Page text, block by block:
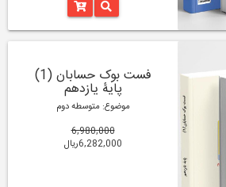
فست بوک حسابان (1)
پایۀ یازدهم
موضوع: متوسطه دوم
6,980,000
6,282,000ریال